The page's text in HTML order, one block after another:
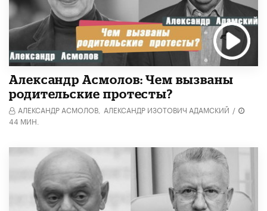
Александр Асмолов: Чем вызваны
родительские протесты?
АЛЕКСАНДР АСМОЛОВ, АЛЕКСАНДР ИЗОТОВИЧ АДАМСКИЙ /
44 МИН.